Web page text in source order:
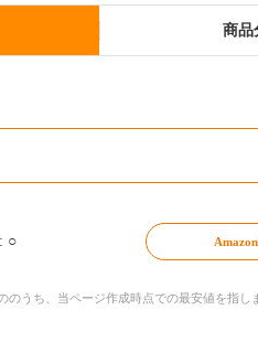
商品
○
うち、当ページ作成時点での最安値を指し